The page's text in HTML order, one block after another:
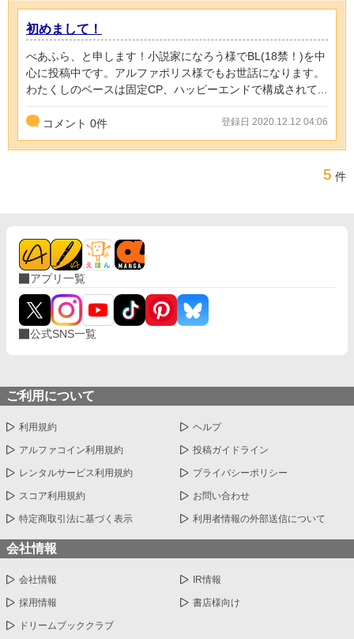
初めまして！
べあふら、と申します！小説家になろう様でBL(18禁！)を中
心に投稿中です。アルファポリス様でもお世話になります。
わたくしのベースは固定CP、ハッピーエンドで構成されて...
コメント 0件 登録日 2020.12.12 04:06
5 件
アプリ一覧
公式SNS一覧
ご利用について
利用規約 ヘルプ
アルファコイン利用規約 投稿ガイドライン
レンタルサービス利用規約 プライバシーポリシー
スコア利用規約 お問い合わせ
特定商取引法に基づく表示 利用者情報の外部送信について
会社情報
会社情報 IR情報
採用情報 書店様向け
ドリームブッククラブ